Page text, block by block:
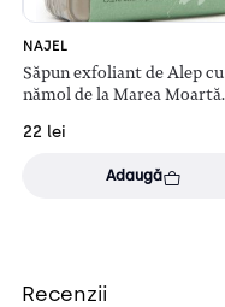
NAJEL
Săpun exfoliant de Alep cu
nămol de la Marea Moartă
22 lei
Adaugă
Recenzii